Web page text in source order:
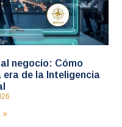
negocio: Cómo
de la Inteligencia
»